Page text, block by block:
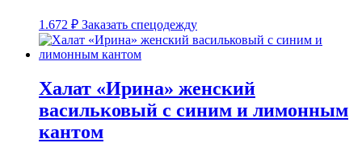
1.672 ₽ Заказать спецодежду
Халат «Ирина» женский
васильковый с синим и лимонным
кантом